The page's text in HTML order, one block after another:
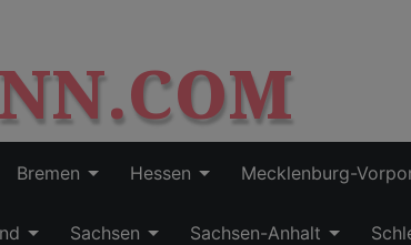
Bremen Hessen Mecklenburg-
Sachsen Sachsen-Anhalt